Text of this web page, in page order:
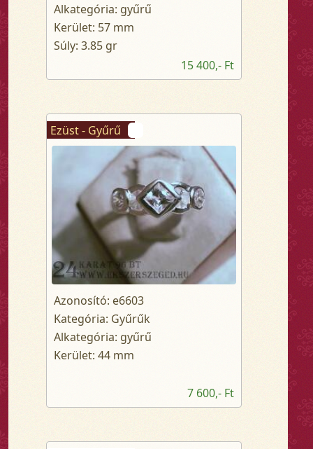
Alkategória: gyűrű
Kerület: 57 mm
Súly: 3.85 gr
15 400,- Ft
Ezüst - Gyűrű
Azonosító: e6603
Kategória: Gyűrűk
Alkategória: gyűrű
Kerület: 44 mm
7 600,- Ft